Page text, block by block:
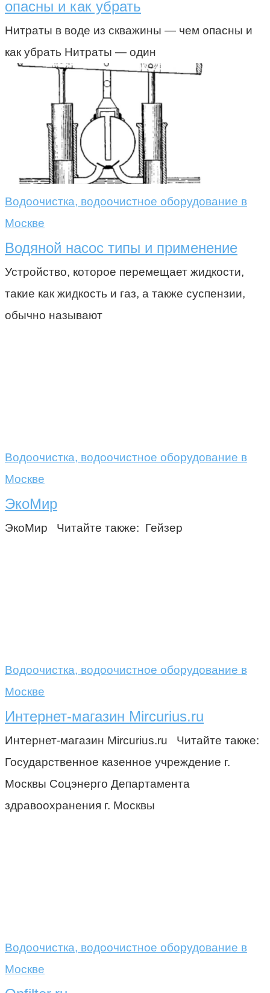
опасны и как убрать
Нитраты в воде из скважины — чем опасны и
как убрать Нитраты — один
Водоочистка, водоочистное оборудование в
Москве
Водяной насос типы и применение
Устройство, которое перемещает жидкости,
такие как жидкость и газ, а также суспензии,
обычно называют
Водоочистка, водоочистное оборудование в
Москве
ЭкоМир
ЭкоМир Читайте также: Гейзер
Водоочистка, водоочистное оборудование в
Москве
Интернет-магазин Mircurius.ru
Интернет-магазин Mircurius.ru Читайте также:
Государственное казенное учреждение г.
Москвы Соцэнерго Департамента
здравоохранения г. Москвы
Водоочистка, водоочистное оборудование в
Москве